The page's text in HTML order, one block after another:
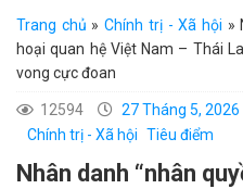
Trang chủ »Chính trị - Xã hội »
hoại quan hệ Việt Nam – Thái
vong cực đoan
12594
27 Tháng 5, 2026
Chính trị - Xã hội Tiêu điểm
Nhân danh “nhân